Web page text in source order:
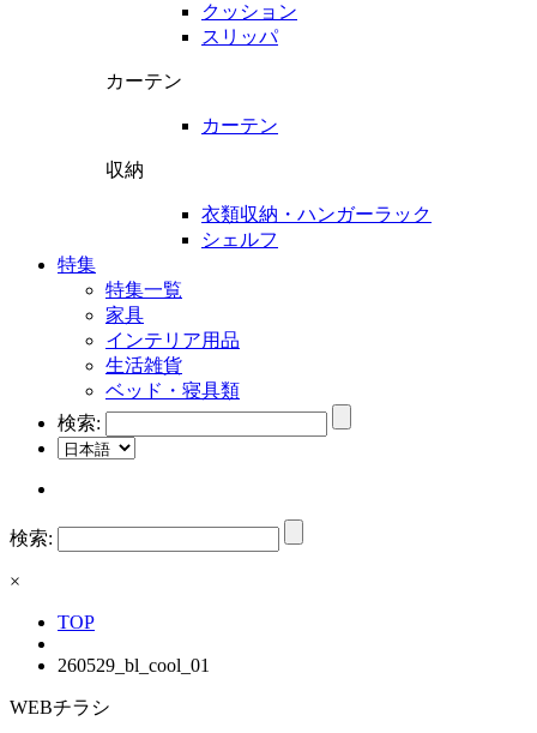
クッション
スリッパ
カーテン
カーテン
収納
衣類収納・ハンガーラック
シェルフ
特集
特集一覧
家具
インテリア用品
生活雑貨
ベッド・寝具類
検索:
検索:
×
TOP
260529_bl_cool_01
WEBチラシ